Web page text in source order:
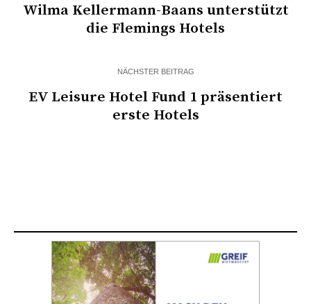
Wilma Kellermann-Baans unterstützt
die Flemings Hotels
NÄCHSTER BEITRAG
EV Leisure Hotel Fund 1 präsentiert
erste Hotels